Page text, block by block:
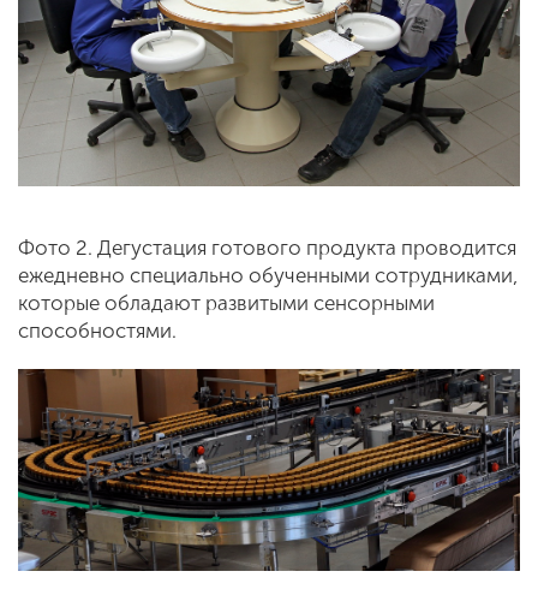
Фото 2. Дегустация готового продукта проводится
ежедневно специально обученными сотрудниками,
которые обладают развитыми сенсорными
способностями.